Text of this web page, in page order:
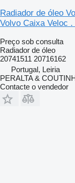
Radiador de óleo
Volvo Caixa Veloc
Preço sob consulta
Radiador de óleo
20741511 20716162
Portugal, Leiria
PERALTA &
Contacte o vendedor